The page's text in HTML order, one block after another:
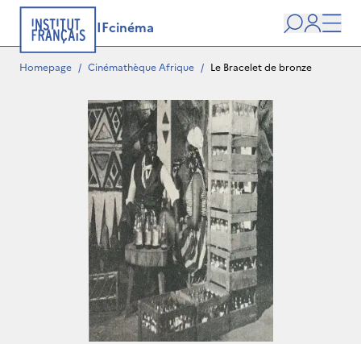
IFcinéma
Search
user
Homepage / Cinémathèque Afrique / Le Bracelet de bronze